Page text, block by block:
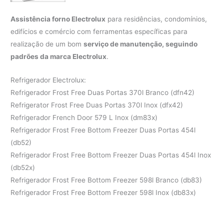
Assistência forno Electrolux para residências, condomínios,
edifícios e comércio com ferramentas específicas para
realização de um bomserviço de manutenção, seguindo
padrões da marca Electrolux.
Refrigerador Electrolux:
Refrigerador Frost Free Duas Portas 370l Branco (dfn42)
Refrigerator Frost Free Duas Portas 370l Inox (dfx42)
Refrigerador French Door 579 L Inox (dm83x)
Refrigerador Frost Free Bottom Freezer Duas Portas 454l
(db52)
Refrigerador Frost Free Bottom Freezer Duas Portas 454l Inox
(db52x)
Refrigerador Frost Free Bottom Freezer 598l Branco (db83)
Refrigerador Frost Free Bottom Freezer 598l Inox (db83x)